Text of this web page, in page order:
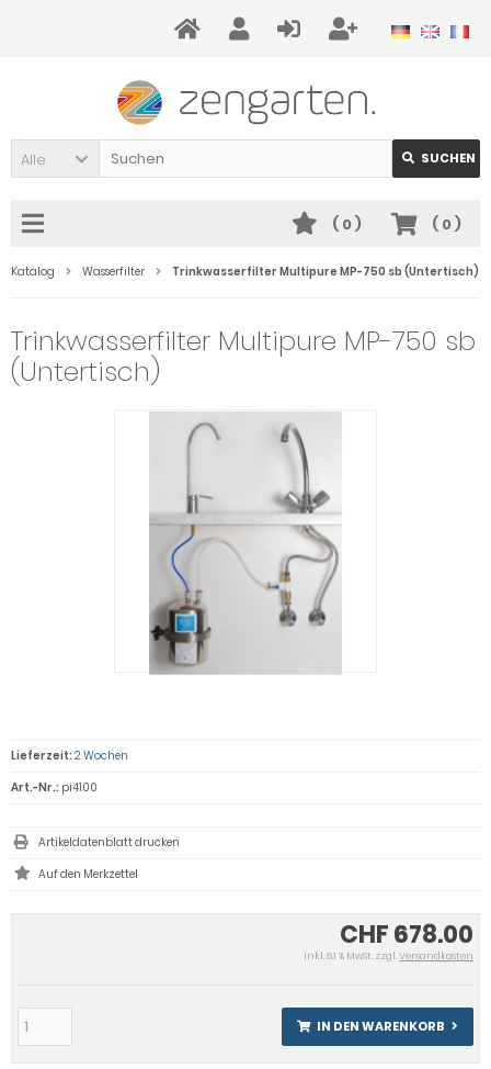
Alle SUCHEN
( 0)
( 0)
Katalog Wasserfilter Trinkwasserfilter Multipure MP-750 sb (Untertisch)
Trinkwasserfilter Multipure MP-750 sb
(Untertisch)
CHF 678.00
inkl. 8.1 % MwSt. zzgl.Versandkosten
IN DEN WARENKORB
Lieferzeit: 2 Wochen
Art.-Nr.: pi4100
Artikeldatenblatt drucken